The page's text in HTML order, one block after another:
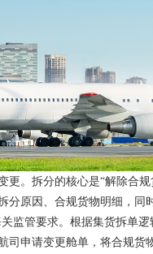
。拆分的核心是“解除合规
分原因、合规货物明细，
监管要求。根据集货拆单
申请变更舱单，将合规货